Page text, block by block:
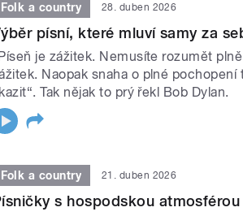
Folk a country 28. duben 2026
písní, které mluví samy za
je zážitek. Nemusíte rozumět
Naopak snaha o plné
Tak nějak to prý řekl Bob Dylan.
Folk a country 21. duben 2026
s hospodskou